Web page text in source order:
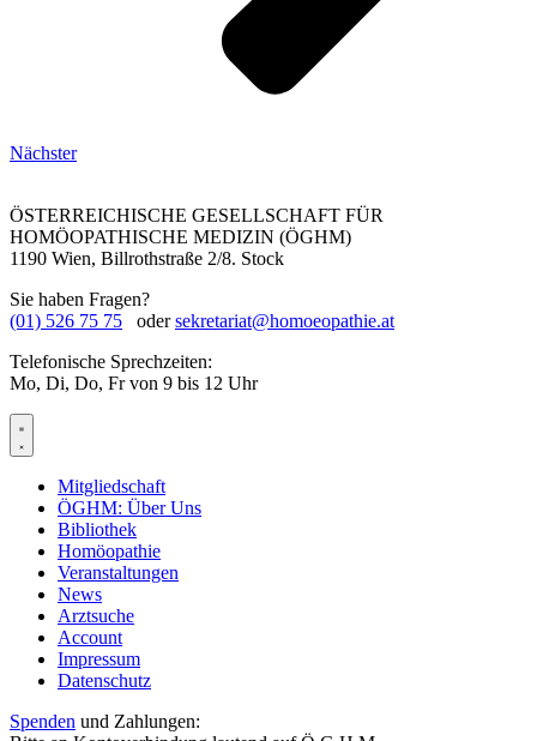
Nächster
ÖSTERREICHISCHE GESELLSCHAFT FÜR
HOMÖOPATHISCHE MEDIZIN (ÖGHM)
1190 Wien, Billrothstraße 2/8. Stock
Sie haben Fragen?
(01) 526 75 75 odersekretariat@homoeopathie.at
Telefonische Sprechzeiten:
Mo, Di, Do, Fr von 9 bis 12 Uhr
Mitgliedschaft
ÖGHM: Über Uns
Bibliothek
Homöopathie
Veranstaltungen
News
Arztsuche
Account
Impressum
Datenschutz
Spenden und Zahlungen: